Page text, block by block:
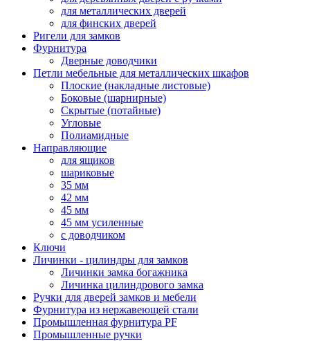
для металлических дверей
для финских дверей
Ригели для замков
Фурнитура
Дверные доводчики
Петли мебельные для металлических шкафов
Плоские (накладные листовые)
Боковые (шарнирные)
Скрытые (потайные)
Угловые
Полиамидные
Направляющие
для ящиков
шариковые
35 мм
42 мм
45 мм
45 мм усиленные
с доводчиком
Ключи
Личинки - цилиндры для замков
Личинки замка богажника
Личинка цилиндрового замка
Ручки для дверей замков и мебели
Фурнитура из нержавеющей стали
Промышленная фурнитура PF
Промышленные ручки